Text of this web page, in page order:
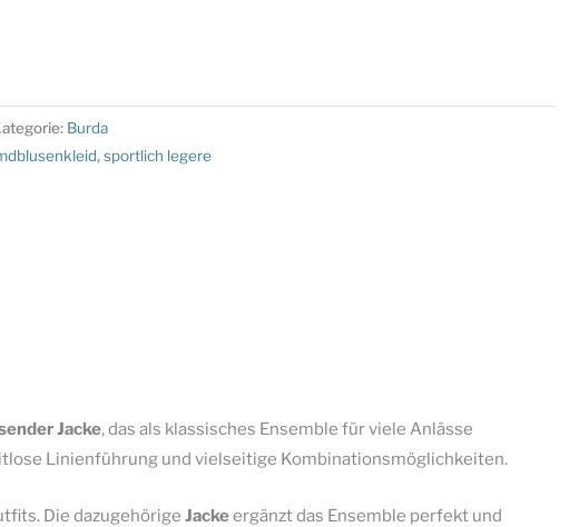
Burda
,sportlich legere
Jacke, das als klassisches Ensemble für viele Anlässe
Linienführung und vielseitige Kombinationsmöglichkeiten.
Die dazugehörige Jackeergänzt das Ensemble perfekt und